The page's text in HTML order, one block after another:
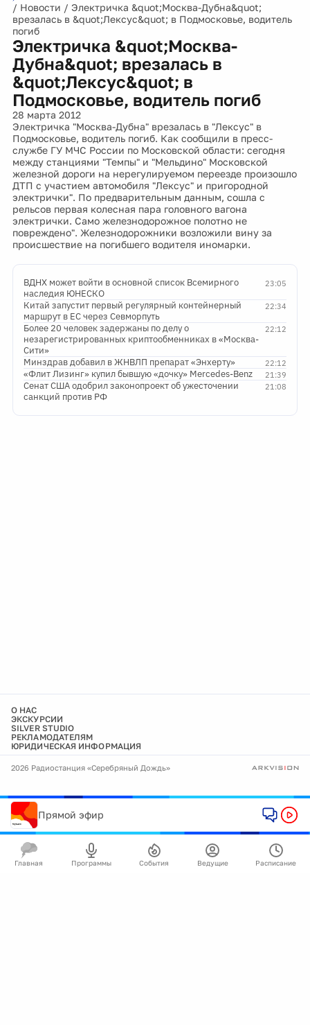
/ Новости / Электричка &quot;Москва-Дубна&quot;
врезалась в &quot;Лексус&quot; в Подмосковье, водитель
погиб
Электричка &quot;Москва-
Дубна&quot; врезалась в
&quot;Лексус&quot; в
Подмосковье, водитель погиб
28 марта 2012
Электричка "Москва-Дубна" врезалась в "Лексус" в
Подмосковье, водитель погиб. Как сообщили в пресс-
службе ГУ МЧС России по Московской области: сегодня
между станциями "Темпы" и "Мельдино" Московской
железной дороги на нерегулируемом переезде произошло
ДТП с участием автомобиля "Лексус" и пригородной
электрички". По предварительным данным, сошла с
рельсов первая колесная пара головного вагона
электрички. Само железнодорожное полотно не
повреждено". Железнодорожники возложили вину за
происшествие на погибшего водителя иномарки.
23:05
ВДНХ может войти в основной список Всемирного
наследия ЮНЕСКО
22:34
Китай запустит первый регулярный контейнерный
маршрут в ЕС через Севморпуть
22:12
Более 20 человек задержаны по делу о
незарегистрированных криптообменниках в «Москва-
Сити»
22:12
Минздрав добавил в ЖНВЛП препарат «Энхерту»
21:39
«Флит Лизинг» купил бывшую «дочку» Mercedes-Benz
21:08
Сенат США одобрил законопроект об ужесточении
санкций против РФ
О НАС
ЭКСКУРСИИ
SILVER STUDIO
РЕКЛАМОДАТЕЛЯМ
ЮРИДИЧЕСКАЯ ИНФОРМАЦИЯ
2026 Радиостанция «Серебряный Дождь»
Прямой эфир
Главная Программы События Ведущие Расписание